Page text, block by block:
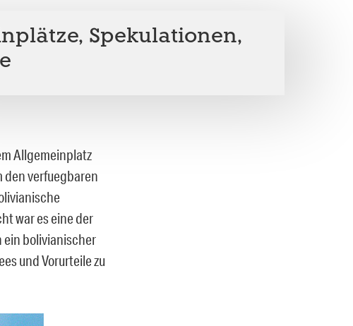
Spekulationen,
Allgemeinplatz
den verfuegbaren
war es eine der
ein bolivianischer
und Vorurteile zu